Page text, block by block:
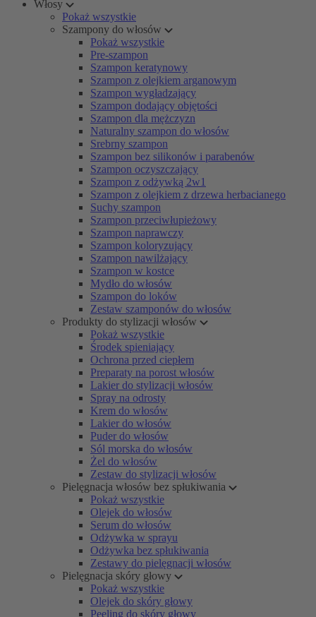
Włosy
Pokaż wszystkie
Szampony do włosów
Pokaż wszystkie
Pre-szampon
Szampon keratynowy
Szampon z olejkiem arganowym
Szampon wygładzający
Szampon dodający objętości
Szampon dla mężczyzn
Naturalny szampon do włosów
Srebrny szampon
Szampon bez silikonów i parabenów
Szampon oczyszczający
Szampon z odżywką 2w1
Szampon z olejkiem z drzewa herbacianego
Suchy szampon
Szampon przeciwłupieżowy
Szampon naprawczy
Szampon koloryzujący
Szampon nawilżający
Szampon w kostce
Mydło do włosów
Szampon do loków
Zestaw szamponów do włosów
Produkty do stylizacji włosów
Pokaż wszystkie
Środek spieniający
Ochrona przed ciepłem
Preparaty na porost włosów
Lakier do stylizacji włosów
Spray na odrosty
Krem do włosów
Lakier do włosów
Puder do włosów
Sól morska do włosów
Żel do włosów
Zestaw do stylizacji włosów
Pielęgnacja włosów bez spłukiwania
Pokaż wszystkie
Olejek do włosów
Serum do włosów
Odżywka w sprayu
Odżywka bez spłukiwania
Zestawy do pielęgnacji włosów
Pielęgnacja skóry głowy
Pokaż wszystkie
Olejek do skóry głowy
Peeling do skóry głowy